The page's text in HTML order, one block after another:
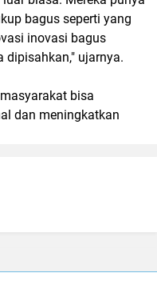
bagus seperti yang
inovasi bagus
ujarnya.
bisa
dan meningkatkan